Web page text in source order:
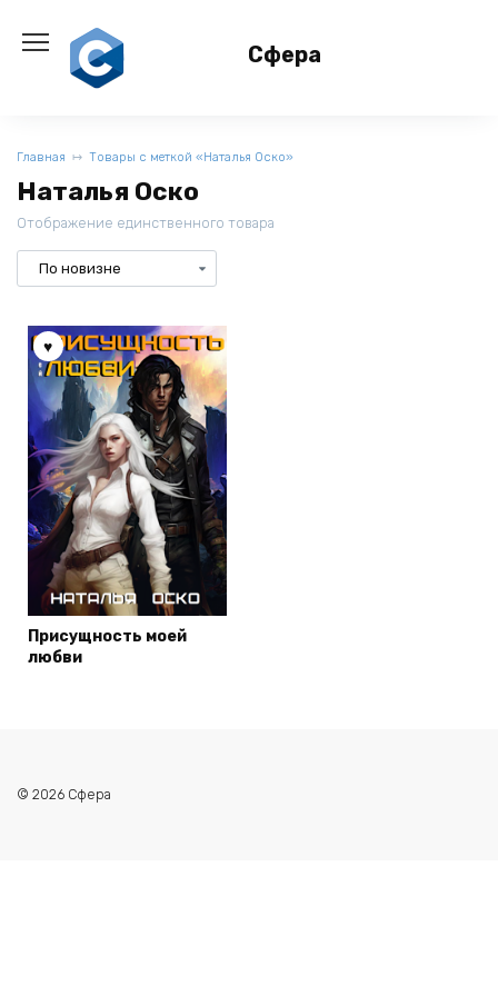
содержанию
Сфера
Главная Товары с меткой «Наталья Оско»
Наталья Оско
Отображение единственного товара
Присущность моей
любви
© 2026 Сфера